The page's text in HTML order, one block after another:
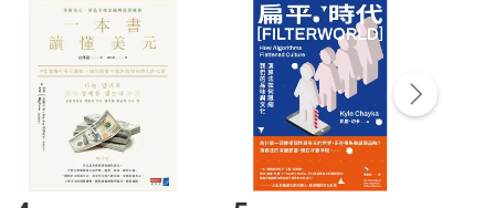
點選「瀏覽訂單明細」 「申請取消訂單/退
貨。
付款方式
Payment
完成訂單
Complete
號，下載書籍後看書